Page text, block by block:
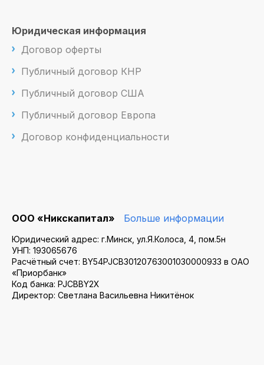
Юридическая информация
Договор оферты
Публичный договор КНР
Публичный договор США
Публичный договор Европа
Договор конфиденциальности
ООО «Никскапитал» Больше информации
Юридический адрес: г.Минск, ул.Я.Колоса, 4, пом.5н
УНП: 193065676
Расчётный счет: BY54PJCB30120763001030000933 в ОАО
«Приорбанк»
Код банка: PJCBBY2X
Директор: Светлана Васильевна Никитёнок